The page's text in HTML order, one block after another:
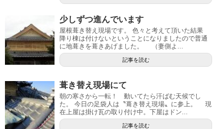
少しずつ進んでいます
屋根葺き替え現場です。 色々と考えて頂いた結果
降り棟は付けないということになりましたので普通
に地葺きを葺きあげました。 （妻側よ...
記事を読む
葺き替え現場にて
朝の寒さから一転！ 動いてたら汗ばむ天候でし
た。 今日の足袋人は〝葺き替え現場〟に参上。 現
在上屋は掛け瓦の取り付け中。下屋はドン...
記事を読む